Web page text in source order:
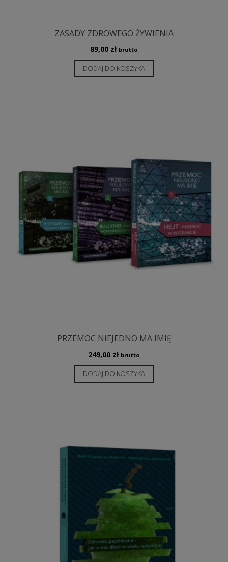
ZASADY ZDROWEGO ŻYWIENIA
89,00 zł brutto
DODAJ DO KOSZYKA
PRZEMOC NIEJEDNO MA IMIĘ
249,00 zł brutto
DODAJ DO KOSZYKA